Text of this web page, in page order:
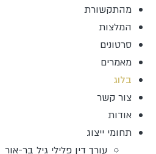
מהתקשורת
המלצות
סרטונים
מאמרים
בלוג
צור קשר
אודות
תחומי ייצוג
עורך דין פלילי גיל בר-אור